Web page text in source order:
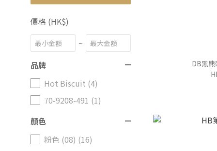
價格 (HK$)
~
品牌
Hot Biscuit (4)
70-9208-491 (1)
顏色
粉色 (08) (16)
DB黑